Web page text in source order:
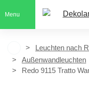
Menu
Leuchten nach
Außenwandleuchten
Redo 9115 Tratto